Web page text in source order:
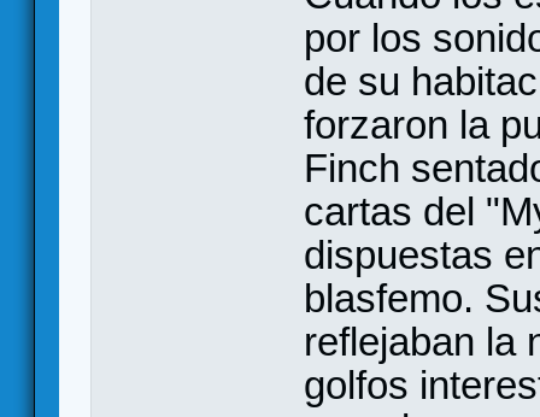
por los
de su
forzaron la
Finch
cartas del
dispuestas
blasfemo.
reflejaban la
golfos